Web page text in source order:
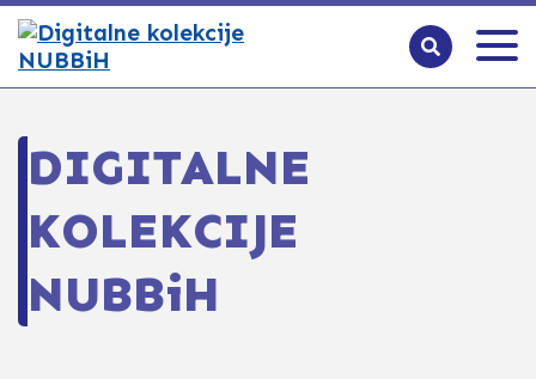
DIGITALNE
KOLEKCIJE
NUBBiH